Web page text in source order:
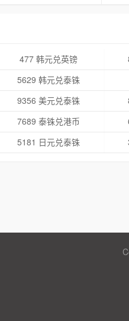
477 韩元兑英镑
5629 韩元兑泰铢
9356 美元兑泰铢
7689 泰铢兑港币
5181 日元兑泰铢